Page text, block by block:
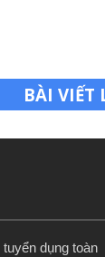
BÀI VIẾT
dụng toàn